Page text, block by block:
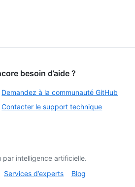
besoin d’aide ?
Demandez à la communauté GitHub
Contacter le support technique
intelligence artificielle.
Services d’experts Blog